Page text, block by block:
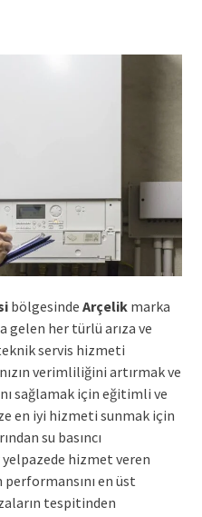
bölgesinde Arçelikmarka
gelen her türlü arıza ve
servis hizmeti
verimliliğini artırmak ve
sağlamak için eğitimli ve
en iyi hizmeti sunmak için
su basıncı
hizmet veren
en üst
tespitinden